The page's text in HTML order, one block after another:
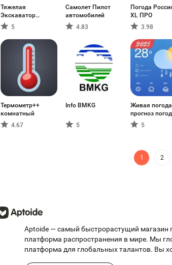
Тяжелая
Экскаватор
Кран5
Самолет Пилот
автомобилей
4.83
Погода
XL ПРО
3.98
Термометр++
комнатный
4.67
Info BMKG
5
Живая
прогноз
5
1 2
Aptoide — самый быстрорастущий магазин
платформа распространения в мире. Мы
платформа для глобальных талантов. Вы